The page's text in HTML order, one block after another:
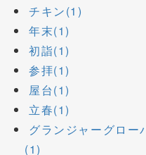
チキン(1)
年末(1)
初詣(1)
参拝(1)
屋台(1)
立春(1)
グランジャーグロー
(1)